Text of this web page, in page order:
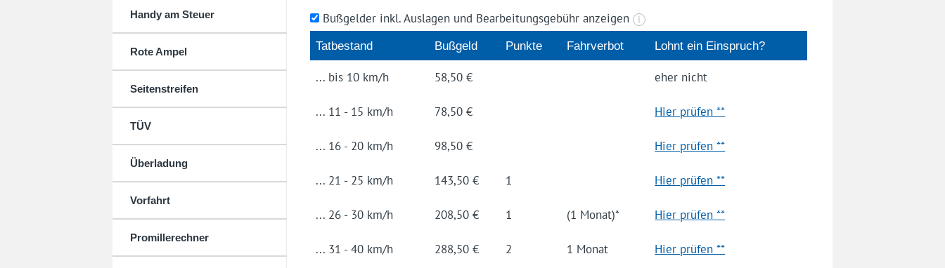
Handy am Steuer
Rote Ampel
Seitenstreifen
TÜV
Überladung
Vorfahrt
Promillerechner
Bußgelder inkl. Auslagen und Bearbeitungsgebühr anzeigen i
Tat­be­stand Buß­geld Punk­te Fahrverbot Lohnt ein Einspruch?
... bis 10 km/h 58,50 € eher nicht
... 11 - 15 km/h 78,50 € Hier prüfen **
... 16 - 20 km/h 98,50 € Hier prüfen **
... 21 - 25 km/h 143,50 € 1 Hier prüfen **
... 26 - 30 km/h 208,50 € 1 (1 Monat)* Hier prüfen **
... 31 - 40 km/h 288,50 € 2 1 Monat Hier prüfen **